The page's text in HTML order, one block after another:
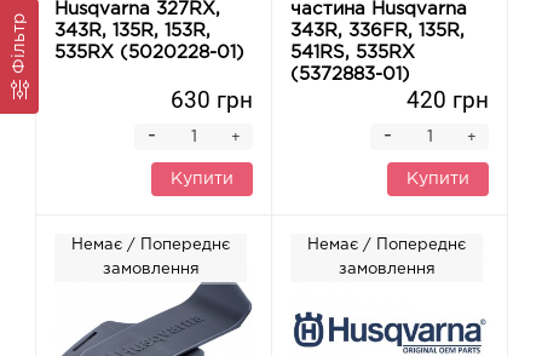
Фільтр
Husqvarna 327RX,
343R, 135R, 153R,
535RX (5020228-01)
630 грн
+
-
Купити
частина Husqvarna
343R, 336FR, 135R,
541RS, 535RX
(5372883-01)
420 грн
+
-
Купити
Немає / Попереднє
замовлення
Немає / Попереднє
замовлення